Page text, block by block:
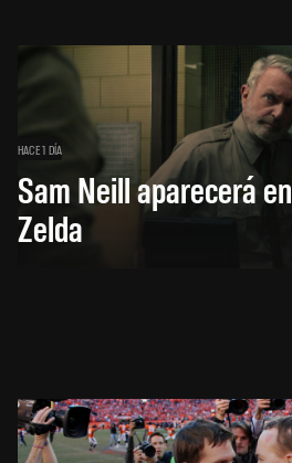
HACE 1 DÍA
Sam Neill aparecerá
Zelda